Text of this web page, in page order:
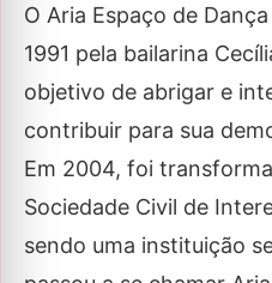
O Aria Espaço de
1991 pela bailarina
objetivo de abrigar e
contribuir para sua
Em 2004, foi
Sociedade Civil de
sendo uma instituição